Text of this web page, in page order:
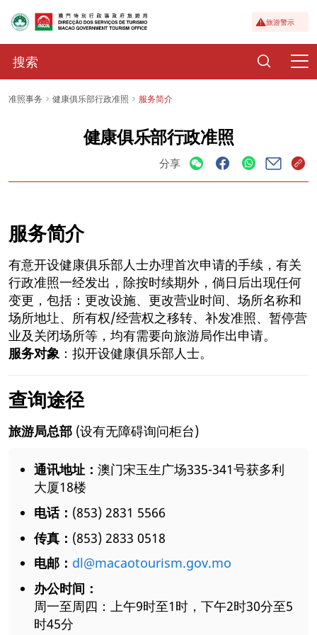
旅游警示
准照事务 健康俱乐部行政准照 服务简介
健康俱乐部行政准照
分享
服务简介
有意开设健康俱乐部人士办理首次申请的手续，有关
行政准照一经发出，除按时续期外，倘日后出现任何
变更，包括：更改设施、更改营业时间、场所名称和
场所地圵、所有权/经营权之移转、补发准照、暂停营
业及关闭场所等，均有需要向旅游局作出申请。
服务对象 ：拟开设健康俱乐部人士。
查询途径
旅游局总部 (设有无障碍询问柜台)
通讯地址： 澳门宋玉生广场335-341号获多利
大厦18楼
电话： (853) 2831 5566
传真： (853) 2833 0518
电邮： dl@macaotourism.gov.mo
办公时间：
周一至周四：上午9时至1时，下午2时30分至5
时45分